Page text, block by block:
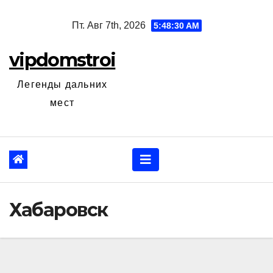
Пт. Авг 7th, 2026 5:48:31 AM
vipdomstroi
Легенды дальних
мест
Хабаровск